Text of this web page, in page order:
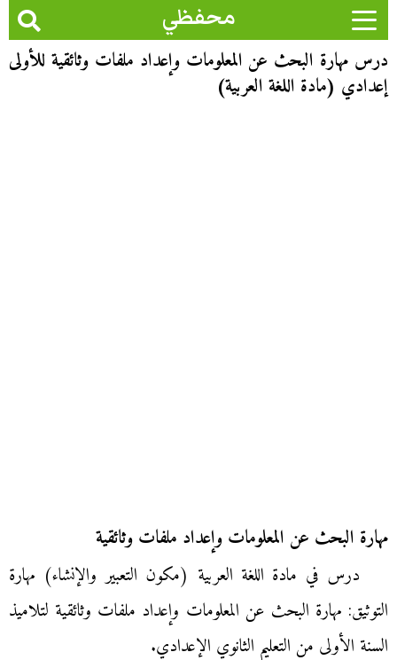
محفظي
درس مهارة البحث عن المعلومات وإعداد ملفات وثائقية للأولى
إعدادي (مادة اللغة العربية)
مهارة البحث عن المعلومات وإعداد ملفات وثائقية
درس في مادة اللغة العربية (مكون التعبير والإنشاء) مهارة
التوثيق: مهارة البحث عن المعلومات وإعداد ملفات وثائقية لتلاميذ
السنة الأولى من التعليم الثانوي الإعدادي.